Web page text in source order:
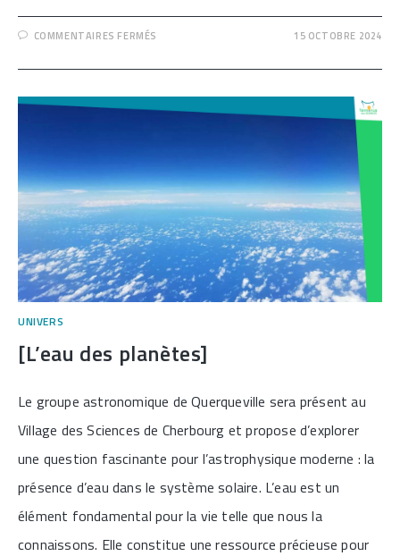
COMMENTAIRES FERMÉS
VOIR
COMÈTE
L’ŒIL
15 OCTOBRE 2024
UNIVERS
[L’eau des planètes]
Le groupe astronomique de Querqueville sera présent au
Village des Sciences de Cherbourg et propose d’explorer
une question fascinante pour l’astrophysique moderne : la
présence d’eau dans le système solaire. L’eau est un
élément fondamental pour la vie telle que nous la
connaissons. Elle constitue une ressource précieuse pour